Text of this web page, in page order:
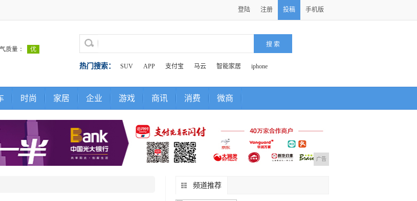
登陆 注册 投稿 手机版
热门搜索： SUV APP 支付宝 马云 智能家居 iphone
时尚 家居 企业 游戏 商讯 消费 微商
广告
频道推荐